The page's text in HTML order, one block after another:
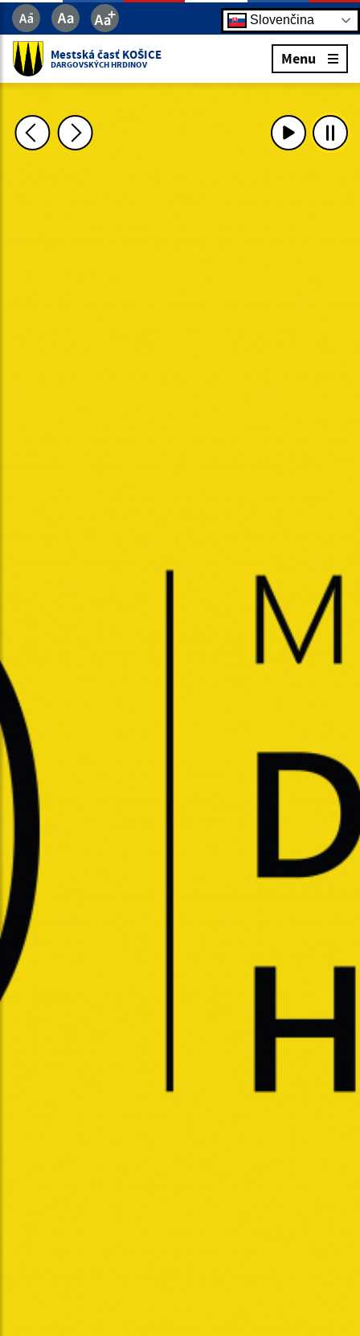
Slovenčina
Mestská časť KOŠICE
DARGOVSKÝCH HRDINOV Menu